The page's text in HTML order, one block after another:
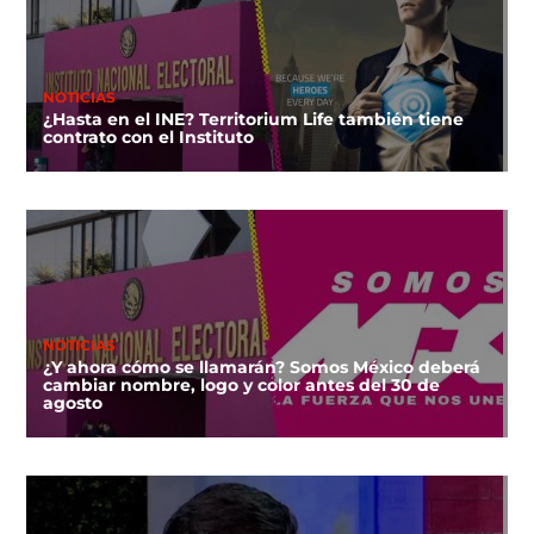
NOTICIAS
¿Hasta en el INE? Territorium Life también tiene
contrato con el Instituto
NOTICIAS
¿Y ahora cómo se llamarán? Somos México deberá
cambiar nombre, logo y color antes del 30 de
agosto